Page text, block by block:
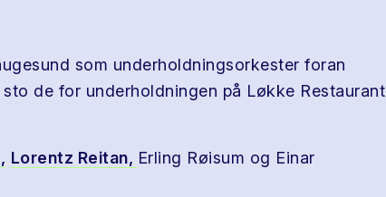
som underholdningsorkester foran
de for underholdningen på Løkke Restaurant
Lorentz Reitan, Erling Røisum og Einar